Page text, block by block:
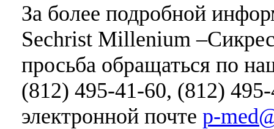
За более подробной
Sechrist Millenium
просьба обращаться по
(812) 495-41-60, (812)
электронной почте p-